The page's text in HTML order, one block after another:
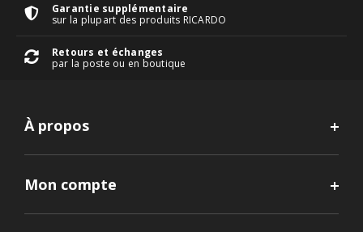
Garantie supplémentaire
sur la plupart des produits RICARDO
Retours et échanges
par la poste ou en boutique
À propos
Mon compte